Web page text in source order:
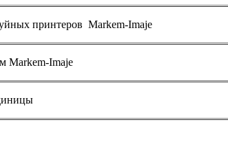
принтеров Markem-Imaje
Markem-Imaje